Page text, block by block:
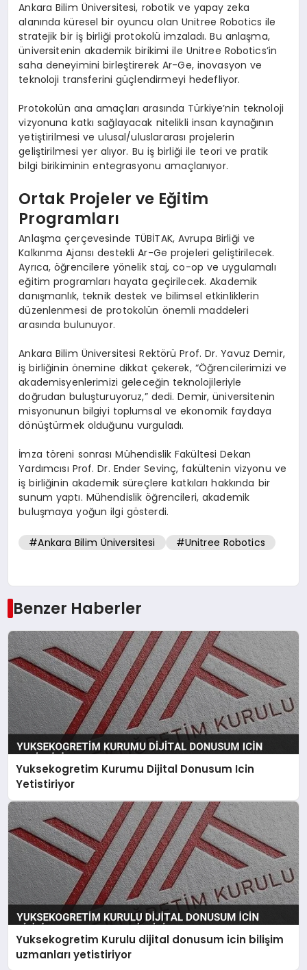
Ankara Bilim Üniversitesi, robotik ve yapay zeka
alanında küresel bir oyuncu olan Unitree Robotics ile
stratejik bir iş birliği protokolü imzaladı. Bu anlaşma,
üniversitenin akademik birikimi ile Unitree Robotics’in
saha deneyimini birleştirerek Ar-Ge, inovasyon ve
teknoloji transferini güçlendirmeyi hedefliyor.
Protokolün ana amaçları arasında Türkiye’nin teknoloji
vizyonuna katkı sağlayacak nitelikli insan kaynağının
yetiştirilmesi ve ulusal/uluslararası projelerin
geliştirilmesi yer alıyor. Bu iş birliği ile teori ve pratik
bilgi birikiminin entegrasyonu amaçlanıyor.
Ortak Projeler ve Eğitim
Programları
Anlaşma çerçevesinde TÜBİTAK, Avrupa Birliği ve
Kalkınma Ajansı destekli Ar-Ge projeleri geliştirilecek.
Ayrıca, öğrencilere yönelik staj, co-op ve uygulamalı
eğitim programları hayata geçirilecek. Akademik
danışmanlık, teknik destek ve bilimsel etkinliklerin
düzenlenmesi de protokolün önemli maddeleri
arasında bulunuyor.
Ankara Bilim Üniversitesi Rektörü Prof. Dr. Yavuz Demir,
iş birliğinin önemine dikkat çekerek, “Öğrencilerimizi ve
akademisyenlerimizi geleceğin teknolojileriyle
doğrudan buluşturuyoruz,” dedi. Demir, üniversitenin
misyonunun bilgiyi toplumsal ve ekonomik faydaya
dönüştürmek olduğunu vurguladı.
İmza töreni sonrası Mühendislik Fakültesi Dekan
Yardımcısı Prof. Dr. Ender Sevinç, fakültenin vizyonu ve
iş birliğinin akademik süreçlere katkıları hakkında bir
sunum yaptı. Mühendislik öğrencileri, akademik
buluşmaya yoğun ilgi gösterdi.
#Ankara Bilim Üniversitesi #Unitree Robotics
Benzer Haberler
Yuksekogretim Kurumu Dijital Donusum Icin
Yetistiriyor
Yuksekogretim Kurulu dijital donusum icin bilişim
uzmanları yetistiriyor